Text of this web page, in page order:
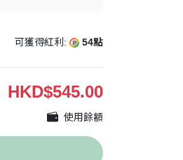
可獲得紅利: 54點
HKD$545.00
使用餘額